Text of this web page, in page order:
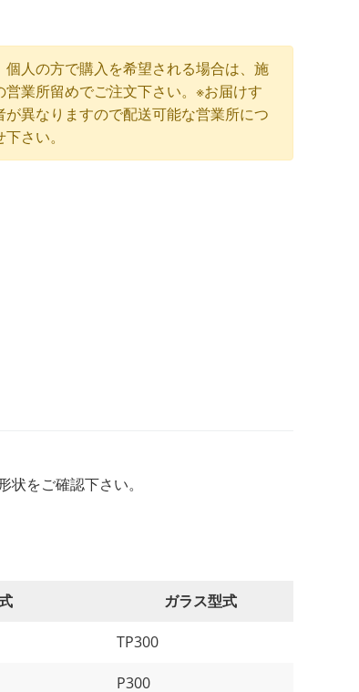
人の方で購入を希望される場合は、施
業所留めでご注文下さい。※お届けす
異なりますので配送可能な営業所につ
さい。
をご確認下さい。
ガラス型式
TP300
P300